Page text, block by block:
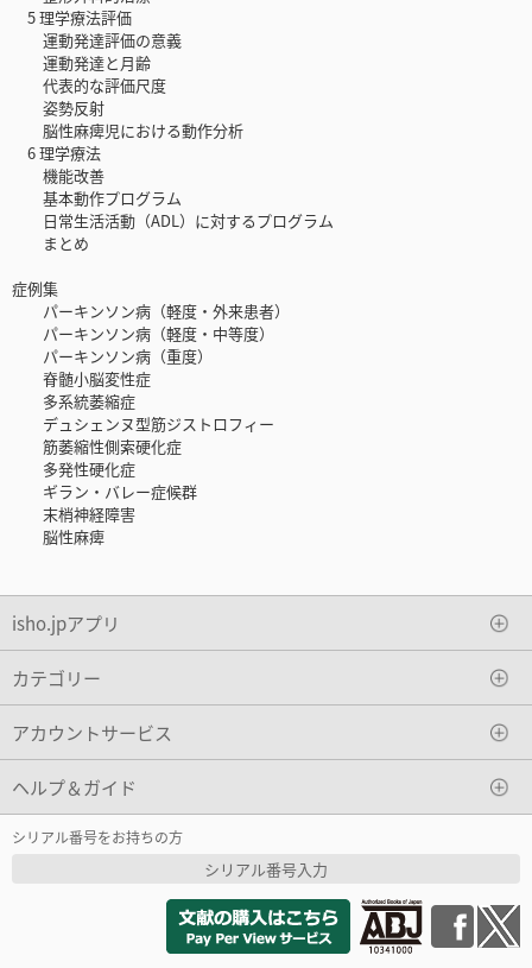
5 理学療法評価
運動発達評価の意義
運動発達と月齢
代表的な評価尺度
姿勢反射
脳性麻痺児における動作分析
6 理学療法
機能改善
基本動作プログラム
日常生活活動（ADL）に対するプログラム
まとめ
症例集
パーキンソン病（軽度・外来患者）
パーキンソン病（軽度・中等度）
パーキンソン病（重度）
脊髄小脳変性症
多系統萎縮症
デュシェンヌ型筋ジストロフィー
筋萎縮性側索硬化症
多発性硬化症
ギラン・バレー症候群
末梢神経障害
脳性麻痺
isho.jpアプリ
カテゴリー
アカウントサービス
ヘルプ＆ガイド
シリアル番号をお持ちの方
シリアル番号入力